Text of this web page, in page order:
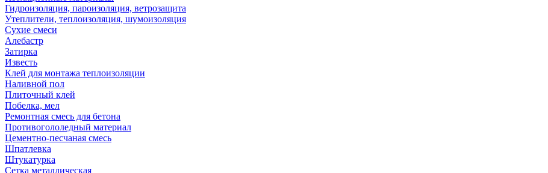
Гидроизоляция, пароизоляция, ветрозащита
Утеплители, теплоизоляция, шумоизоляция
Сухие смеси
Алебастр
Затирка
Известь
Клей для монтажа теплоизоляции
Наливной пол
Плиточный клей
Побелка, мел
Ремонтная смесь для бетона
Противогололедный материал
Цементно-песчаная смесь
Шпатлевка
Штукатурка
Сетка металлическая